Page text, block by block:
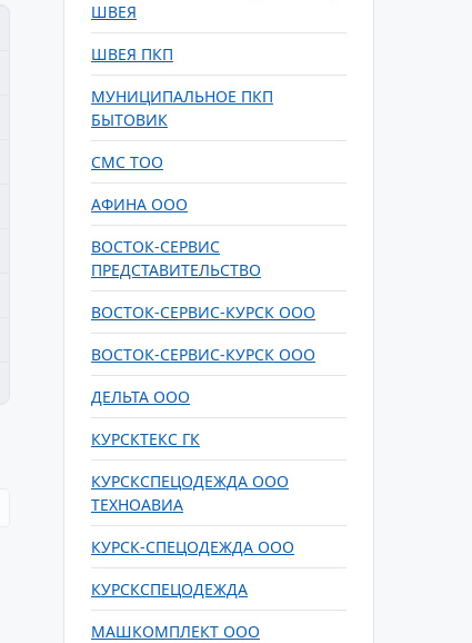
ШВЕЯ
ШВЕЯ ПКП
МУНИЦИПАЛЬНОЕ ПКП
БЫТОВИК
СМС ТОО
АФИНА ООО
ВОСТОК-СЕРВИС
ПРЕДСТАВИТЕЛЬСТВО
ВОСТОК-СЕРВИС-КУРСК ООО
ВОСТОК-СЕРВИС-КУРСК ООО
ДЕЛЬТА ООО
КУРСКТЕКС ГК
КУРСКСПЕЦОДЕЖДА ООО
ТЕХНОАВИА
КУРСК-СПЕЦОДЕЖДА ООО
КУРСКСПЕЦОДЕЖДА
МАШКОМПЛЕКТ ООО